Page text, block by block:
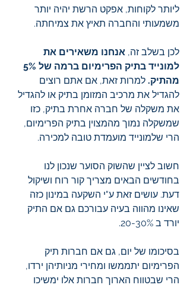
ליותר לקוחות, אפקט הרשת יהיה יותר
משמעותי והחברה תאיץ את צמיחתה.
לכן בשלב זה, אנחנו משאירים את
מהתיק. למרות זאת, אם אתם רוצים
להגדיל את מרכיב המזומן בתיק או להגדיל
את משקלה של חברה אחרת בתיק, כזו
שמשקלה נמוך מהמצוין בתיק הפרימיום,
הרי שלמונייד מועמדת טובה למכירה.
חשוב לציין שהשוק הסוער שנכון לנו
בחודשים הבאים מצריך קור רוח ושיקול
דעת. עושים זאת ע"י השקעה במינון כזה
שאינו מהווה בעיה עבורכם גם אם התיק
יורד ב 20-30%.
בסיכומו של יום, גם אם חברות תיק
הפרימיום יתממשו ומחירי מניותיהן ירדו,
הרי שבטווח הארוך חברות אלו ימשיכו